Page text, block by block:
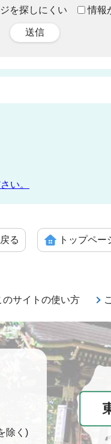
を探しにくい 情報
送信
い。
る トップペー
のサイトの使い方
除く)